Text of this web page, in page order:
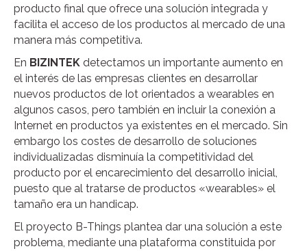
producto final que ofrece una solución integrada y
facilita el acceso de los productos al mercado de una
manera más competitiva.
En BIZINTEK detectamos un importante aumento en
el interés de las empresas clientes en desarrollar
nuevos productos de Iot orientados a wearables en
algunos casos, pero también en incluir la conexión a
Internet en productos ya existentes en el mercado. Sin
embargo los costes de desarrollo de soluciones
individualizadas disminuía la competitividad del
producto por el encarecimiento del desarrollo inicial,
puesto que al tratarse de productos «wearables» el
tamaño era un handicap.
El proyecto B-Things plantea dar una solución a este
problema, mediante una plataforma constituida por